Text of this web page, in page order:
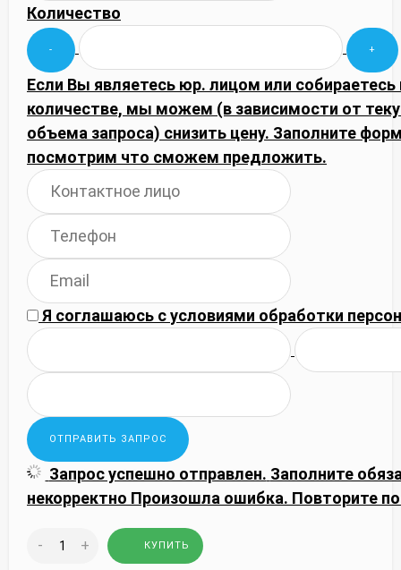
Количество
Если Вы являетесь юр. лицом или
количестве, мы можем (в зависимости от
объема запроса) снизить цену. Заполните
посмотрим что сможем предложить.
Я соглашаюсь сусловиями обработки
Запрос успешно отправлен. Заполните
некорректно Произошла ошибка. Повторите
- + КУПИТЬ